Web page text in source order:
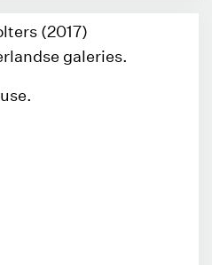
(2017)
galeries.